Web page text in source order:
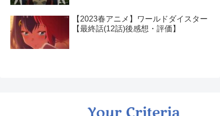
【2023春アニメ】ワールドダイスター
【最終話(12話)後感想・評価】